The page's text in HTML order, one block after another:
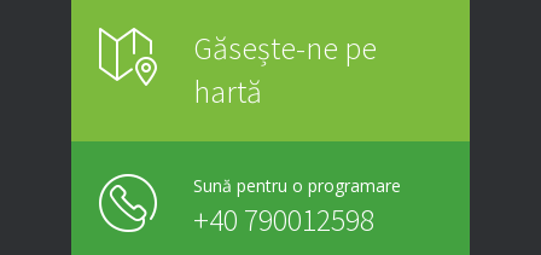
Găsește-ne pe
hartă
Sună pentru o programare
+40 790012598